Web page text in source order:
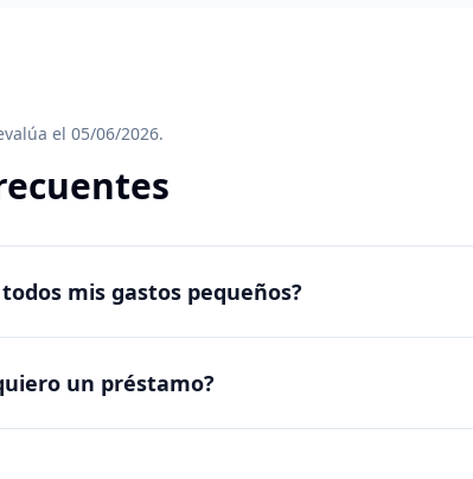
el 05/06/2026.
mis gastos pequeños?
un préstamo?